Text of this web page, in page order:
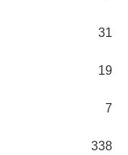
31
19
7
338